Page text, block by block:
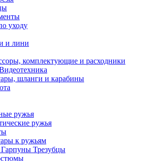
уходу
и лини
комплектующие и расходники
шланги и карабины
ружья
ружья
к ружьям
Трезубцы